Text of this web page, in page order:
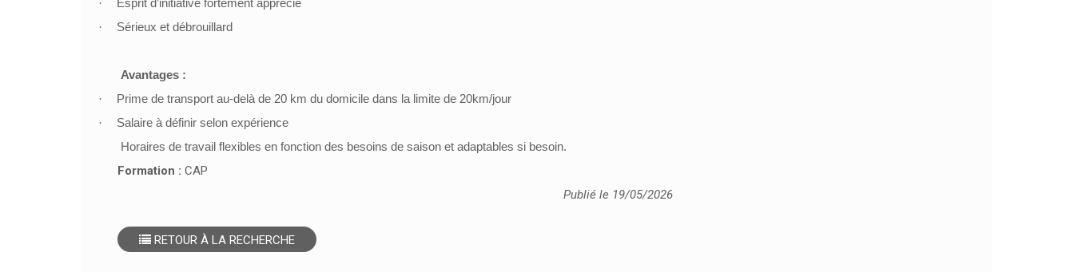
·
Esprit d’initiative fortement apprécié
·
Sérieux et débrouillard
Avantages :
·
Prime de transport au-delà de 20 km du domicile dans la limite de 20km/jour
·
Salaire à définir selon expérience
Horaires de travail flexibles en fonction des besoins de saison et adaptables si besoin.
Formation : CAP
Publié le 19/05/2026
RETOUR À LA RECHERCHE